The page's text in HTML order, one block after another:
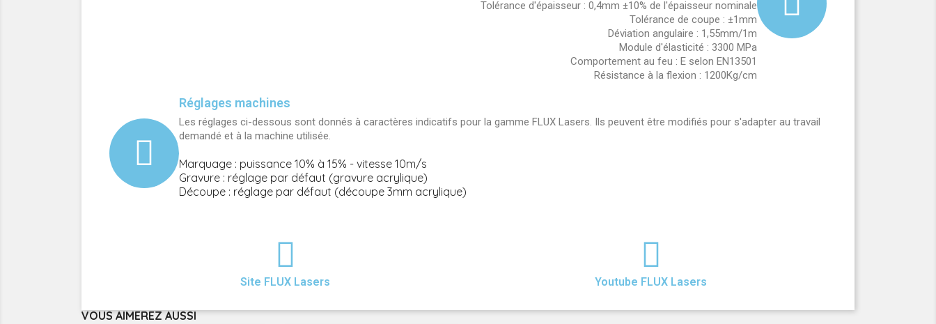
Tolérance d'épaisseur : 0,4mm ±10% de l'épaisseur nominale
Tolérance de coupe : ±1mm
Déviation angulaire : 1,55mm/1m
Module d'élasticité : 3300 MPa
Comportement au feu : E selon EN13501
Résistance à la flexion : 1200Kg/cm
Réglages machines
Les réglages ci-dessous sont donnés à caractères indicatifs pour la gamme FLUX Lasers. Ils peuvent être modifiés pour s'adapter au travail
demandé et à la machine utilisée.
Marquage : puissance 10% à 15% - vitesse 10m/s
Gravure : réglage par défaut (gravure acrylique)
Découpe : réglage par défaut (découpe 3mm acrylique)
Site FLUX Lasers Youtube FLUX Lasers
VOUS AIMEREZ AUSSI